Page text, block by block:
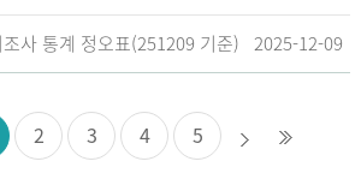
사 통계 정오표(251209 기준) 2025-12-09
2 3 4 5